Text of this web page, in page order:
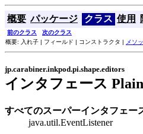
概要 パッケージ クラス 使用
前のクラス
次のクラス
概要: 入れ子 | フィールド | コンストラクタ |
メソ
jp.carabiner.inkpod.pi.shape.editors
インタフェース
すべてのスーパーインタフェー
java.util.EventListener